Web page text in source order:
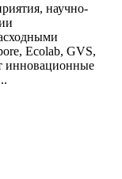
научно-
Ecolab, GVS,
инновационные